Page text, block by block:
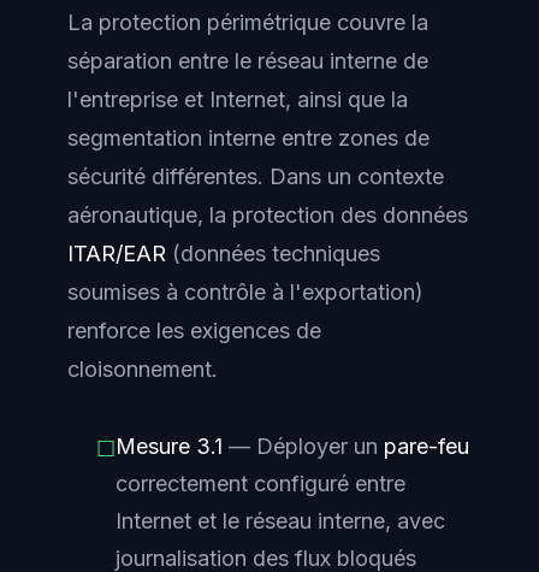
La protection périmétrique couvre la
séparation entre le réseau interne de
l'entreprise et Internet, ainsi que la
segmentation interne entre zones de
sécurité différentes. Dans un contexte
aéronautique, la protection des données
ITAR/EAR (données techniques
soumises à contrôle à l'exportation)
renforce les exigences de
cloisonnement.
☐Mesure 3.1 — Déployer un pare-feu
correctement configuré entre
Internet et le réseau interne, avec
journalisation des flux bloqués